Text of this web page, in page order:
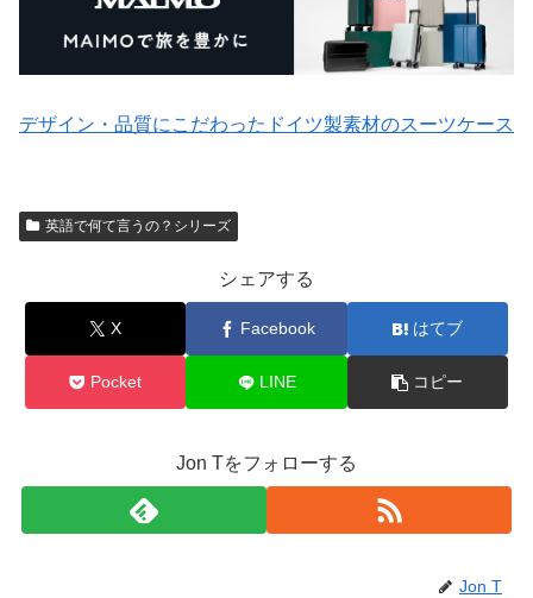
デザイン・品質にこだわったドイツ製素材のスーツケース
英語で何て言うの？シリーズ
シェアする
X Facebook はてブ
Pocket LINE コピー
Jon Tをフォローする
Jon T